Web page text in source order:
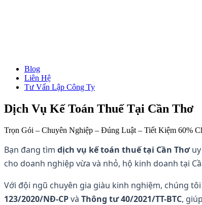
Thành Lập Công Ty
Làm Giấy Phép Kinh Doanh
Giải Thể Công Ty
Dịch Vụ Kế Toán
Chữ Ký Số
Blog
Liên Hệ
Tư Vấn Lập Công Ty
Dịch Vụ Kế Toán Thuế Tại Cần Thơ
Trọn Gói – Chuyên Nghiệp – Đúng Luật – Tiết Kiệm 60%
Bạn đang tìm dịch vụ kế toán thuế tại Cần Thơuy
cho doanh nghiệp vừa và nhỏ, hộ kinh doanh tại
Với đội ngũ chuyên gia giàu kinh nghiệm, chúng
123/2020/NĐ-CPvà Thông tư 40/2021/TT-BTC,